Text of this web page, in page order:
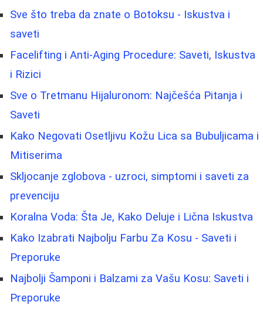
Sve što treba da znate o Botoksu - Iskustva i
saveti
Facelifting i Anti-Aging Procedure: Saveti, Iskustva
i Rizici
Sve o Tretmanu Hijaluronom: Najčešća Pitanja i
Saveti
Kako Negovati Osetljivu Kožu Lica sa Bubuljicama i
Mitiserima
Skljocanje zglobova - uzroci, simptomi i saveti za
prevenciju
Koralna Voda: Šta Je, Kako Deluje i Lična Iskustva
Kako Izabrati Najbolju Farbu Za Kosu - Saveti i
Preporuke
Najbolji Šamponi i Balzami za Vašu Kosu: Saveti i
Preporuke